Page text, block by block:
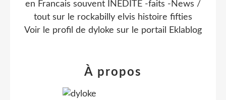
en Francais souvent INEDITE -faits -News /
tout sur le rockabilly elvis histoire fifties
Voir le profil de dyloke sur le portail Eklablog
À propos